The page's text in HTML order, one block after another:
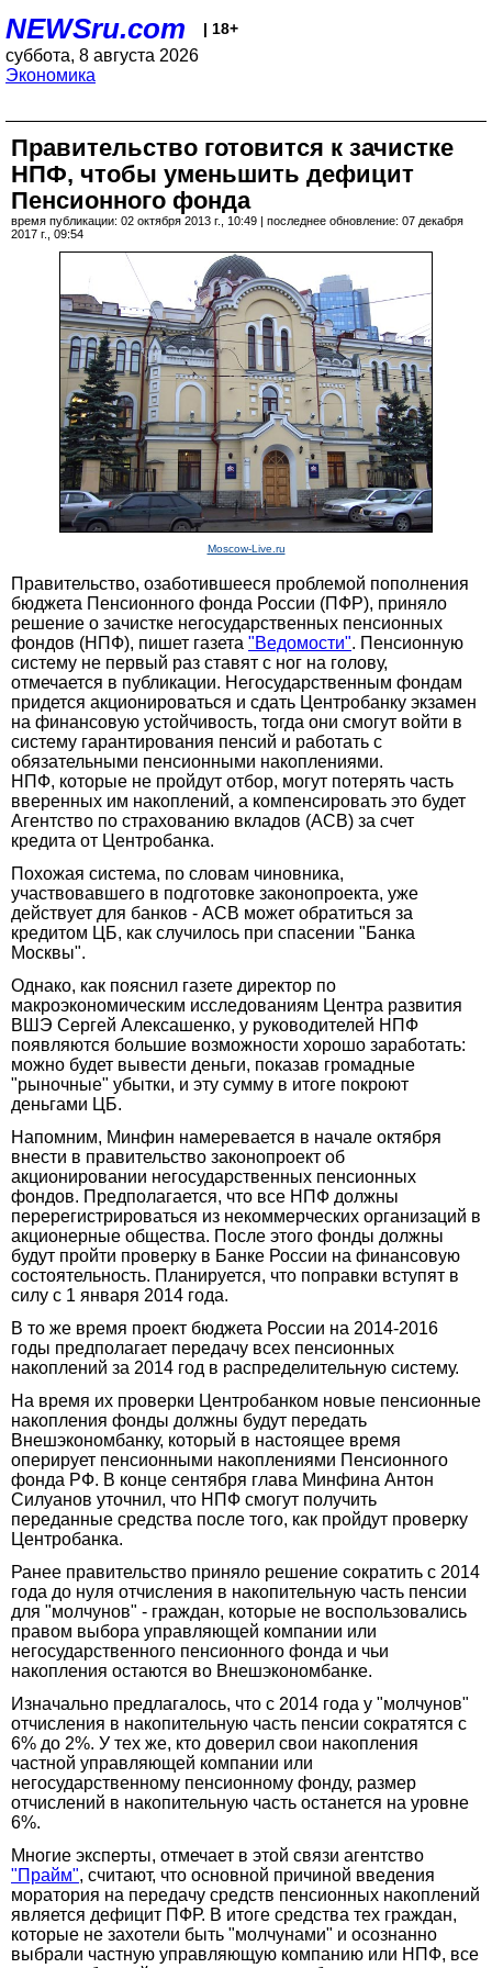
NEWSru.com | 18+
суббота, 8 августа 2026
Экономика
Правительство готовится к зачистке
НПФ, чтобы уменьшить дефицит
Пенсионного фонда
время публикации: 02 октября 2013 г., 10:49 | последнее обновление: 07 декабря
2017 г., 09:54
Moscow-Live.ru
Правительство, озаботившееся проблемой пополнения
бюджета Пенсионного фонда России (ПФР), приняло
решение о зачистке негосударственных пенсионных
фондов (НПФ), пишет газета "Ведомости". Пенсионную
систему не первый раз ставят с ног на голову,
отмечается в публикации. Негосударственным фондам
придется акционироваться и сдать Центробанку экзамен
на финансовую устойчивость, тогда они смогут войти в
систему гарантирования пенсий и работать с
обязательными пенсионными накоплениями.
НПФ, которые не пройдут отбор, могут потерять часть
вверенных им накоплений, а компенсировать это будет
Агентство по страхованию вкладов (АСВ) за счет
кредита от Центробанка.
Похожая система, по словам чиновника,
участвовавшего в подготовке законопроекта, уже
действует для банков - АСВ может обратиться за
кредитом ЦБ, как случилось при спасении "Банка
Москвы".
Однако, как пояснил газете директор по
макроэкономическим исследованиям Центра развития
ВШЭ Сергей Алексашенко, у руководителей НПФ
появляются большие возможности хорошо заработать:
можно будет вывести деньги, показав громадные
"рыночные" убытки, и эту сумму в итоге покроют
деньгами ЦБ.
Напомним, Минфин намеревается в начале октября
внести в правительство законопроект об
акционировании негосударственных пенсионных
фондов. Предполагается, что все НПФ должны
перерегистрироваться из некоммерческих организаций в
акционерные общества. После этого фонды должны
будут пройти проверку в Банке России на финансовую
состоятельность. Планируется, что поправки вступят в
силу с 1 января 2014 года.
В то же время проект бюджета России на 2014-2016
годы предполагает передачу всех пенсионных
накоплений за 2014 год в распределительную систему.
На время их проверки Центробанком новые пенсионные
накопления фонды должны будут передать
Внешэкономбанку, который в настоящее время
оперирует пенсионными накоплениями Пенсионного
фонда РФ. В конце сентября глава Минфина Антон
Силуанов уточнил, что НПФ смогут получить
переданные средства после того, как пройдут проверку
Центробанка.
Ранее правительство приняло решение сократить с 2014
года до нуля отчисления в накопительную часть пенсии
для "молчунов" - граждан, которые не воспользовались
правом выбора управляющей компании или
негосударственного пенсионного фонда и чьи
накопления остаются во Внешэкономбанке.
Изначально предлагалось, что с 2014 года у "молчунов"
отчисления в накопительную часть пенсии сократятся с
6% до 2%. У тех же, кто доверил свои накопления
частной управляющей компании или
негосударственному пенсионному фонду, размер
отчислений в накопительную часть останется на уровне
6%.
Многие эксперты, отмечает в этой связи агентство
"Прайм", считают, что основной причиной введения
моратория на передачу средств пенсионных накоплений
является дефицит ПФР. В итоге средства тех граждан,
которые не захотели быть "молчунами" и осознанно
выбрали частную управляющую компанию или НПФ, все